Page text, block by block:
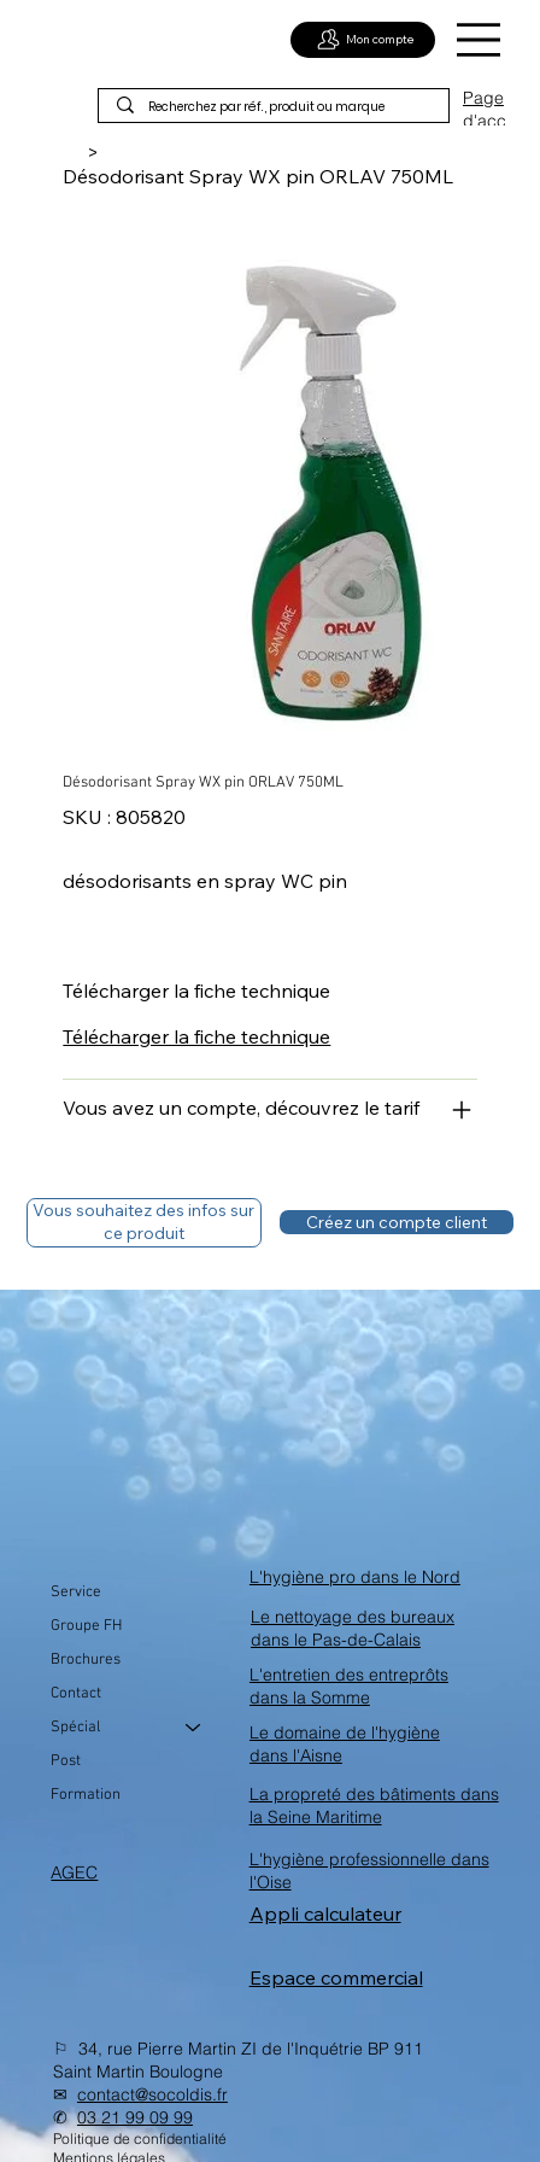
Page
d'acc
Mon compte
>
Désodorisant Spray WX pin ORLAV 750ML
Désodorisant Spray WX pin ORLAV 750ML
SKU : SKU
805820
805820
désodorisants en spray WC pin
Télécharger la fiche technique
Télécharger la fiche technique
Vous avez un compte, découvrez le tarif
Vous souhaitez des infos sur
ce produit
Créez un compte client
Service
Groupe FH
Brochures
Contact
Spécial
Post
Formation
AGEC
L'hygiène pro dans le Nord
Le nettoyage des bureaux
dans le Pas-de-Calais
L'entretien des entreprôts
dans la Somme
Le domaine de l'hygiène
dans l'Aisne
La propreté des bâtiments dans
la Seine Maritime
L'hygiène professionnelle dans
l'Oise
Espace commercial
Appli calculateur
⚐ 34, rue Pierre Martin ZI de l'Inquétrie BP 911
Saint Martin Boulogne
✉︎ contact@socoldis.fr
✆03 21 99 09 99
Politique de confidentialité
Mentions légales